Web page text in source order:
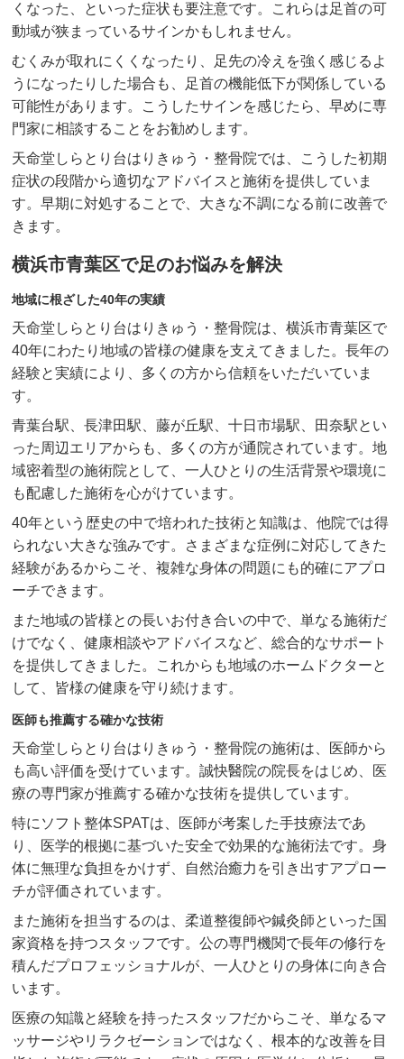
くなった、といった症状も要注意です。これらは足首の可
動域が狭まっているサインかもしれません。
むくみが取れにくくなったり、足先の冷えを強く感じるよ
うになったりした場合も、足首の機能低下が関係している
可能性があります。こうしたサインを感じたら、早めに専
門家に相談することをお勧めします。
天命堂しらとり台はりきゅう・整骨院では、こうした初期
症状の段階から適切なアドバイスと施術を提供していま
す。早期に対処することで、大きな不調になる前に改善で
きます。
横浜市青葉区で足のお悩みを解決
地域に根ざした40年の実績
天命堂しらとり台はりきゅう・整骨院は、横浜市青葉区で
40年にわたり地域の皆様の健康を支えてきました。長年の
経験と実績により、多くの方から信頼をいただいていま
す。
青葉台駅、長津田駅、藤が丘駅、十日市場駅、田奈駅とい
った周辺エリアからも、多くの方が通院されています。地
域密着型の施術院として、一人ひとりの生活背景や環境に
も配慮した施術を心がけています。
40年という歴史の中で培われた技術と知識は、他院では得
られない大きな強みです。さまざまな症例に対応してきた
経験があるからこそ、複雑な身体の問題にも的確にアプロ
ーチできます。
また地域の皆様との長いお付き合いの中で、単なる施術だ
けでなく、健康相談やアドバイスなど、総合的なサポート
を提供してきました。これからも地域のホームドクターと
して、皆様の健康を守り続けます。
医師も推薦する確かな技術
天命堂しらとり台はりきゅう・整骨院の施術は、医師から
も高い評価を受けています。誠快醫院の院長をはじめ、医
療の専門家が推薦する確かな技術を提供しています。
特にソフト整体SPATは、医師が考案した手技療法であ
り、医学的根拠に基づいた安全で効果的な施術法です。身
体に無理な負担をかけず、自然治癒力を引き出すアプロー
チが評価されています。
また施術を担当するのは、柔道整復師や鍼灸師といった国
家資格を持つスタッフです。公の専門機関で長年の修行を
積んだプロフェッショナルが、一人ひとりの身体に向き合
います。
医療の知識と経験を持ったスタッフだからこそ、単なるマ
ッサージやリラクゼーションではなく、根本的な改善を目